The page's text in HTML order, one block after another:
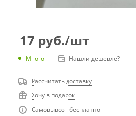
17 руб./шт
Много Нашли дешевле?
Рассчитать доставку
Хочу в подарок
Самовывоз - бесплатно